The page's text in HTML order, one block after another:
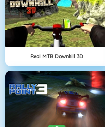
Real MTB Downhill 3D